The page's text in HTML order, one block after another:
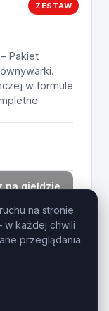
ZESTAW
Pakiet
w formule
na giełdzie
na stronie.
każdej chwili
przeglądania.